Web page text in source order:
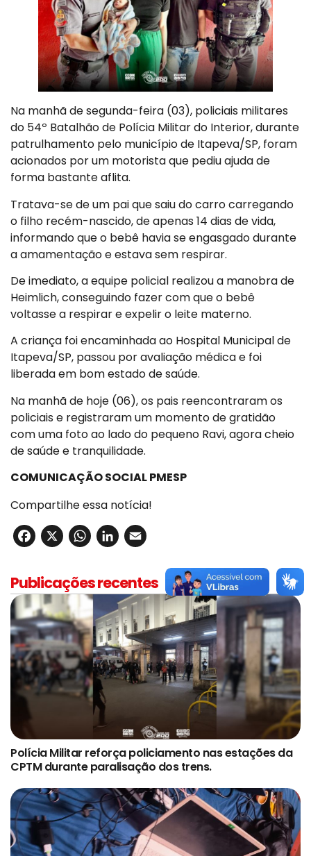
Na manhã de segunda-feira (03), policiais militares
do 54º Batalhão de Polícia Militar do Interior, durante
patrulhamento pelo município de Itapeva/SP, foram
acionados por um motorista que pediu ajuda de
forma bastante aflita.
Tratava-se de um pai que saiu do carro carregando
o filho recém-nascido, de apenas 14 dias de vida,
informando que o bebê havia se engasgado durante
a amamentação e estava sem respirar.
De imediato, a equipe policial realizou a manobra de
Heimlich, conseguindo fazer com que o bebê
voltasse a respirar e expelir o leite materno.
A criança foi encaminhada ao Hospital Municipal de
Itapeva/SP, passou por avaliação médica e foi
liberada em bom estado de saúde.
Na manhã de hoje (06), os pais reencontraram os
policiais e registraram um momento de gratidão
com uma foto ao lado do pequeno Ravi, agora cheio
de saúde e tranquilidade.
COMUNICAÇÃO SOCIAL PMESP
Compartilhe essa notícia!
Facebook
X WhatsApp
LinkedIn
Publicações recentes
Polícia Militar reforça policiamento nas estações da
CPTM durante paralisação dos trens.